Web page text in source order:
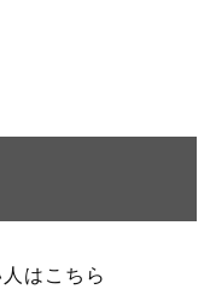
はこちら